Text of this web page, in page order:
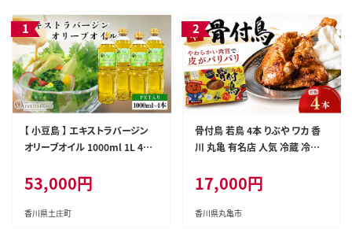
【 小豆島 】 エキストラバージン
オリーブオイル 1000ml 1L 4本
油 パスタ サラダ ドレッシング 調
味料 土庄町
53,000円
香川県土庄町
骨付鳥 若鳥 4本 りぶや ワカ 香
川 丸亀 有名店 人気 冷蔵 冷凍
付鶏 骨付き鳥 チキン ローストチ
キン チキンレッグ 鶏肉 鳥肉 とり
にく 肉 通販 お取り寄せ グルメ
17,000円
香川県丸亀市